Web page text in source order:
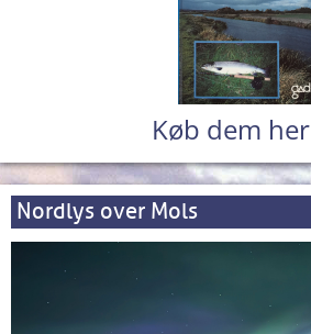
Køb dem her
Nordlys over Mols